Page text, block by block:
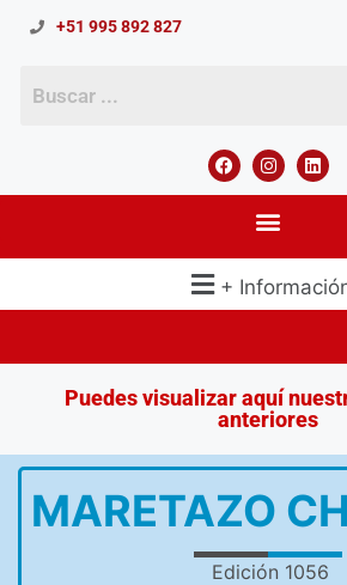
+51 995 892 827
+
Puedes visualizar aquí
anteriores
MARETAZO
Edición 1056